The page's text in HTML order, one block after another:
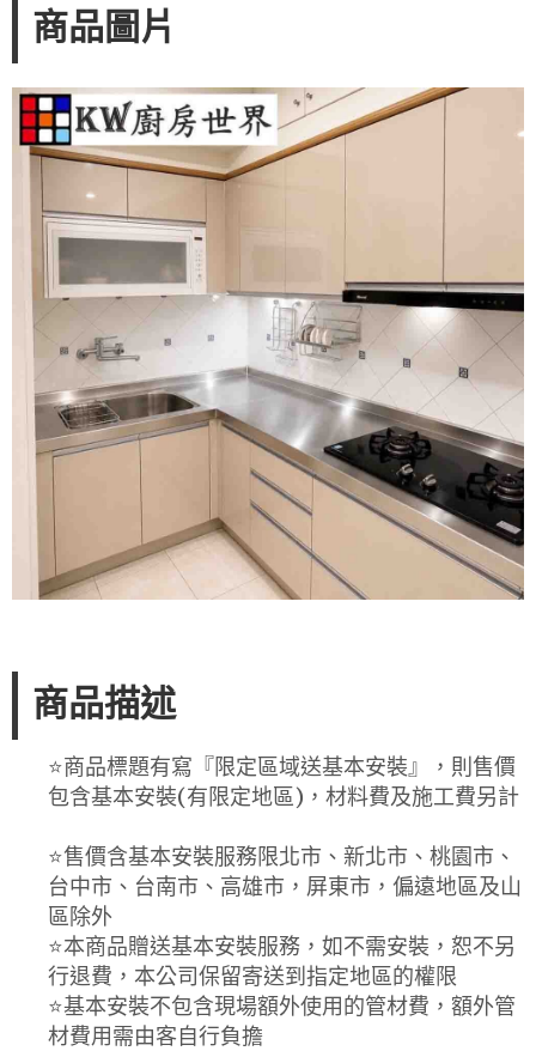
商品圖片
商品描述
⭐️商品標題有寫『限定區域送基本安裝』，則售價
包含基本安裝(有限定地區)，材料費及施工費另計
⭐️售價含基本安裝服務限北市、新北市、桃園市、
台中市、台南市、高雄市，屏東市，偏遠地區及山
區除外
⭐️本商品贈送基本安裝服務，如不需安裝，恕不另
行退費，本公司保留寄送到指定地區的權限
⭐️基本安裝不包含現場額外使用的管材費，額外管
材費用需由客自行負擔